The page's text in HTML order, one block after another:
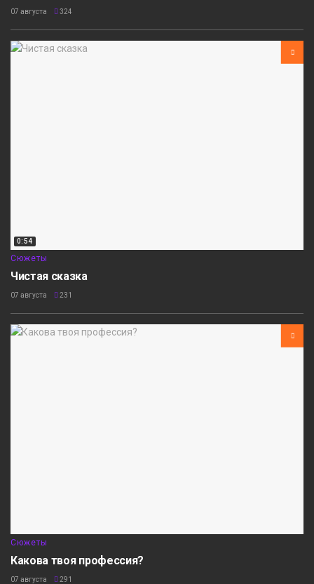
07 августа 324
0:54
Сюжеты
Чистая сказка
07 августа 231
Сюжеты
Какова твоя профессия?
07 августа 291